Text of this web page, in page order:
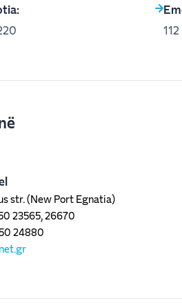
112
str. (New Port Egnatia)
23565, 26670
24880